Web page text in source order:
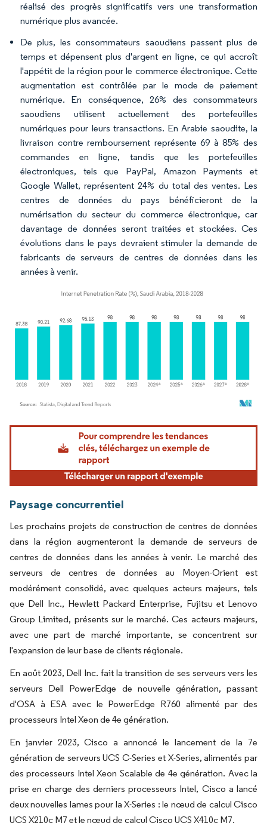
réalisé des progrès significatifs vers une transformation
numérique plus avancée.
De plus, les consommateurs saoudiens passent plus de
temps et dépensent plus d'argent en ligne, ce qui accroît
l'appétit de la région pour le commerce électronique. Cette
augmentation est contrôlée par le mode de paiement
numérique. En conséquence, 26% des consommateurs
saoudiens utilisent actuellement des portefeuilles
numériques pour leurs transactions. En Arabie saoudite, la
livraison contre remboursement représente 69 à 85% des
commandes en ligne, tandis que les portefeuilles
électroniques, tels que PayPal, Amazon Payments et
Google Wallet, représentent 24% du total des ventes. Les
centres de données du pays bénéficieront de la
numérisation du secteur du commerce électronique, car
davantage de données seront traitées et stockées. Ces
évolutions dans le pays devraient stimuler la demande de
fabricants de serveurs de centres de données dans les
années à venir.
Image © Mordor Intelligence. La réutilisation nécessite une attribution sous CC BY
Paysage concurrentiel
Les prochains projets de construction de centres de données
dans la région augmenteront la demande de serveurs de
centres de données dans les années à venir. Le marché des
serveurs de centres de données au Moyen-Orient est
modérément consolidé, avec quelques acteurs majeurs, tels
que Dell Inc., Hewlett Packard Enterprise, Fujitsu et Lenovo
Group Limited, présents sur le marché. Ces acteurs majeurs,
avec une part de marché importante, se concentrent sur
l'expansion de leur base de clients régionale.
En août 2023, Dell Inc. fait la transition de ses serveurs vers les
serveurs Dell PowerEdge de nouvelle génération, passant
d'OSA à ESA avec le PowerEdge R760 alimenté par des
processeurs Intel Xeon de 4e génération.
En janvier 2023, Cisco a annoncé le lancement de la 7e
génération de serveurs UCS C-Series et X-Series, alimentés par
des processeurs Intel Xeon Scalable de 4e génération. Avec la
prise en charge des derniers processeurs Intel, Cisco a lancé
deux nouvelles lames pour la X-Series : le nœud de calcul Cisco
UCS X210c M7 et le nœud de calcul Cisco UCS X410c M7.